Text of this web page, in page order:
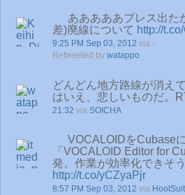
あああああプレス出た
差)廃線について http://
9:25 PM Sep 03, 2012 via -
Retweeted by watappo
どんどん地方路線が消え
はいえ、悲しいものだ。
21:32 via SOICHA
VOCALOIDをCubase
「VOCALOID Editor for
発。作業が効率化できそ
http://t.co/yCZyaPjr
8:57 PM Sep 03, 2012 via